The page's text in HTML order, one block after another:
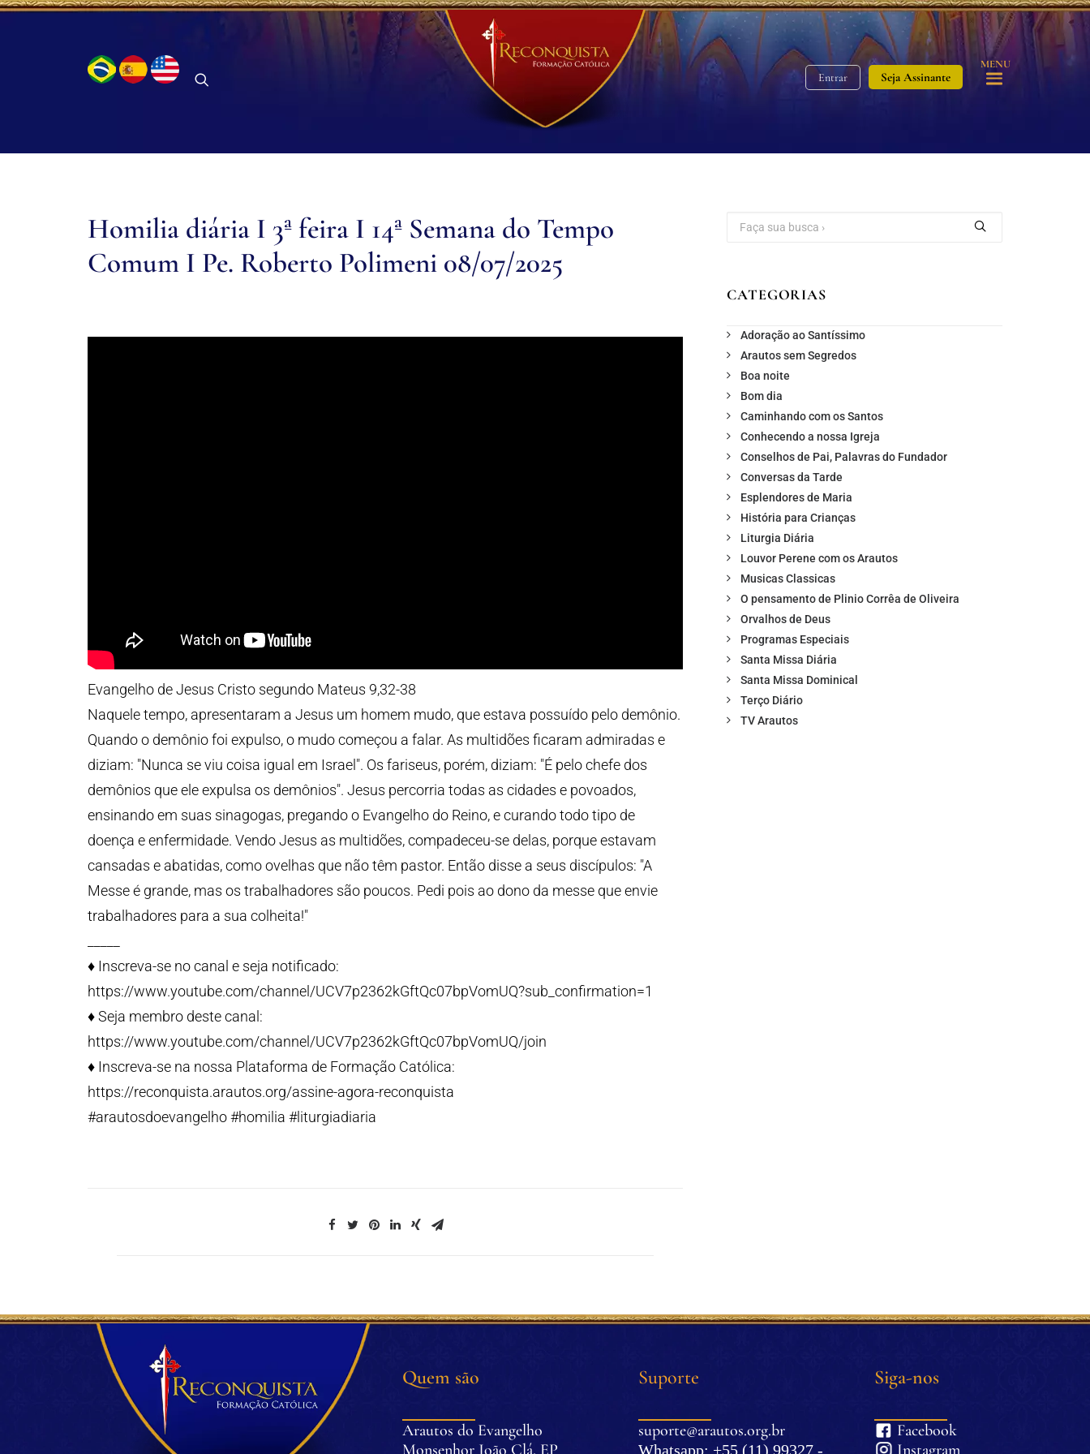
Entrar Seja Assinante
MENU
Homilia diária I 3ª feira I 14ª Semana do Tempo
Comum I Pe. Roberto Polimeni 08/07/2025
Evangelho de Jesus Cristo segundo Mateus 9,32-38
Naquele tempo, apresentaram a Jesus um homem mudo, que estava possuído pelo demônio.
Quando o demônio foi expulso, o mudo começou a falar. As multidões ficaram admiradas e
diziam: "Nunca se viu coisa igual em Israel". Os fariseus, porém, diziam: "É pelo chefe dos
demônios que ele expulsa os demônios". Jesus percorria todas as cidades e povoados,
ensinando em suas sinagogas, pregando o Evangelho do Reino, e curando todo tipo de
doença e enfermidade. Vendo Jesus as multidões, compadeceu-se delas, porque estavam
cansadas e abatidas, como ovelhas que não têm pastor. Então disse a seus discípulos: "A
Messe é grande, mas os trabalhadores são poucos. Pedi pois ao dono da messe que envie
trabalhadores para a sua colheita!"
♦️ Inscreva-se no canal e seja notificado:
https://www.youtube.com/channel/UCV7p2362kGftQc07bpVomUQ?sub_confirmation=1
♦️ Seja membro deste canal:
https://www.youtube.com/channel/UCV7p2362kGftQc07bpVomUQ/join
♦️ Inscreva-se na nossa Plataforma de Formação Católica:
https://reconquista.arautos.org/assine-agora-reconquista
#arautosdoevangelho #homilia #liturgiadiaria
CATEGORIAS
Adoração ao Santíssimo
Arautos sem Segredos
Boa noite
Bom dia
Caminhando com os Santos
Conhecendo a nossa Igreja
Conselhos de Pai, Palavras do Fundador
Conversas da Tarde
Esplendores de Maria
História para Crianças
Liturgia Diária
Louvor Perene com os Arautos
Musicas Classicas
O pensamento de Plinio Corrêa de Oliveira
Orvalhos de Deus
Programas Especiais
Santa Missa Diária
Santa Missa Dominical
Terço Diário
TV Arautos
Quem são
Arautos do Evangelho
Monsenhor João Clá, EP
Suporte
suporte@arautos.org.br
Whatsapp: +55 (11) 99327 -
Siga-nos
Facebook
Instagram